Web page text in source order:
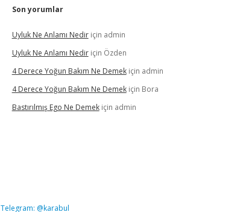
Son yorumlar
Uyluk Ne Anlamı Nediriçin admin
Uyluk Ne Anlamı Nediriçin Özden
4 Derece Yoğun Bakım Ne Demekiçin admin
4 Derece Yoğun Bakım Ne Demekiçin Bora
Bastırılmış Ego Ne Demekiçin admin
Telegram: @karabul